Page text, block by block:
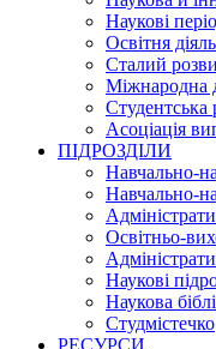
Наукові
Освітня
Сталий
Міжнародна
Студентська
Асоціація
ПІДРОЗДІЛИ
Навчально-
Навчально-
Освітньо-
Наукові
Наукова
Студмістечко
РЕСУРСИ